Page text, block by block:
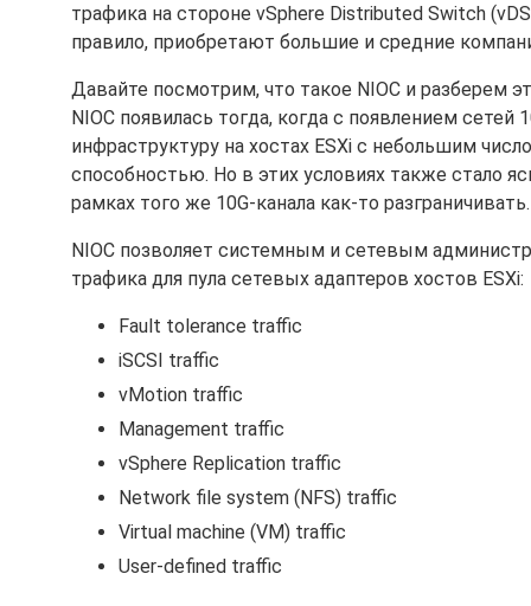
трафика на стороне vSphere Distributed Switch
правило, приобретают большие и средние
Давайте посмотрим, что такое NIOC и разберем
NIOC появилась тогда, когда с появлением
инфраструктуру на хостах ESXi с небольшим
способностью. Но в этих условиях также стало
рамках того же 10G-канала как-то разграничивать.
NIOC позволяет системным и сетевым
трафика для пула сетевых адаптеров хостов ESXi:
Fault tolerance traffic
iSCSI traffic
vMotion traffic
Management traffic
vSphere Replication traffic
Network file system (NFS) traffic
Virtual machine (VM) traffic
User-defined traffic